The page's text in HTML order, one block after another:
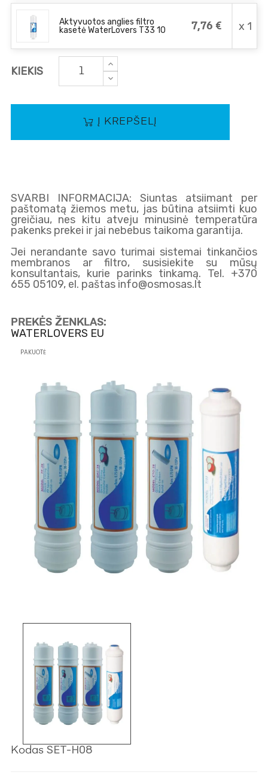
Aktyvuotos anglies filtro
kasetė WaterLovers T33 10
7,76 € x 1
KIEKIS
Į KREPŠELĮ
SVARBI INFORMACIJA: Siuntas atsiimant per
paštomatą žiemos metu, jas būtina atsiimti kuo
greičiau, nes kitu atveju minusinė temperatūra
pakenks prekei ir jai nebebus taikoma garantija.
Jei nerandante savo turimai sistemai tinkančios
membranos ar filtro, susisiekite su mūsų
konsultantais, kurie parinks tinkamą. Tel. +370
655 05109, el. paštas info@osmosas.lt
PREKĖS ŽENKLAS:
WATERLOVERS EU
PAKUOTĖ
Kodas SET-H08